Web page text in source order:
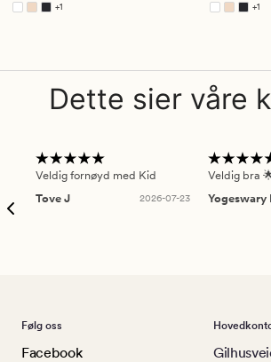
+1
Tilgjengelig i flere farger +1
Dette sier våre
Veldig fornøyd med Kid
Tove J
2026-07-23
Veldig bra
Yogeswary
Følg oss
Facebook